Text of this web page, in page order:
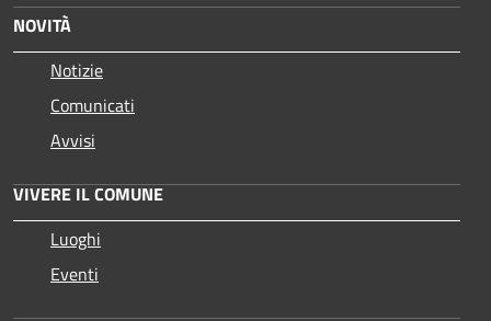
NOVITÀ
Notizie
Comunicati
Avvisi
VIVERE IL COMUNE
Luoghi
Eventi